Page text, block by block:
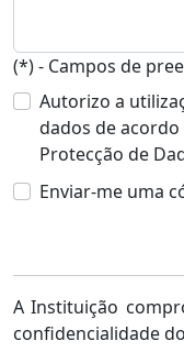
(*) - Campos de
Autorizo a
dados de
Protecção de
Enviar-me uma
A Instituição
confidencialidade